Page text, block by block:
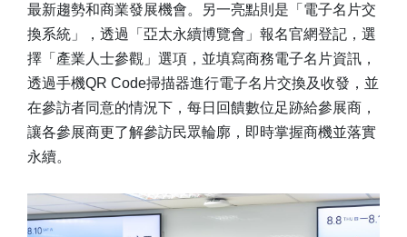
最新趨勢和商業發展機會。另一亮點則是「電子名片交
換系統」，透過「亞太永續博覽會」報名官網登記，選
擇「產業人士參觀」選項，並填寫商務電子名片資訊，
透過手機QR Code掃描器進行電子名片交換及收發，並
在參訪者同意的情況下，每日回饋數位足跡給參展商，
讓各參展商更了解參訪民眾輪廓，即時掌握商機並落實
永續。